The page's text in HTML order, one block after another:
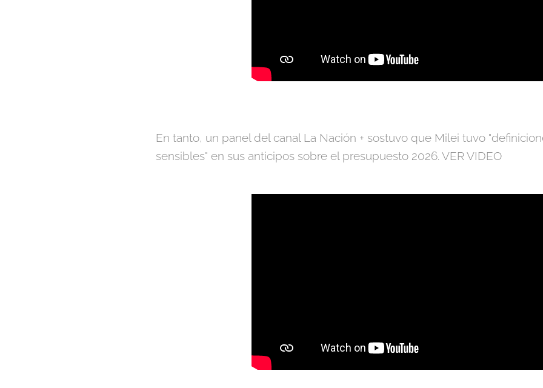
En tanto, un panel del canal La Nación + sostuvo que Milei tuvo
sensibles" en sus anticipos sobre el presupuesto 2026. VER VIDEO